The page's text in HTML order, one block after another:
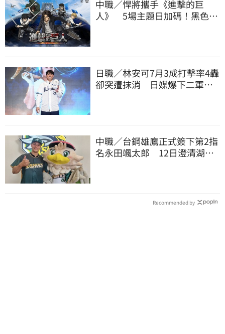
中職／悍將攜手《進擊的巨
人》 5場主題日加碼！黑色戰
日職／林安可7月3成打擊率4轟
卻突遭抹消 日媒爆下二軍背
中職／台鋼雄鷹正式簽下第2指
名永田颯太郎 12日澄清湖亮
Recommended by